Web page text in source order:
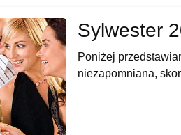
Sylwester
Poniżej
niezapomniana,